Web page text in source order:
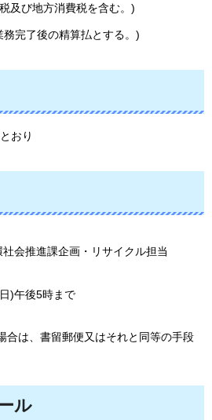
及び地方消費税を含む。)
完了後の精算払とする。)
おり
会推進課企画・リサイクル担当
)午後5時まで
合は、書留郵便又はそれと同等の手段
ル